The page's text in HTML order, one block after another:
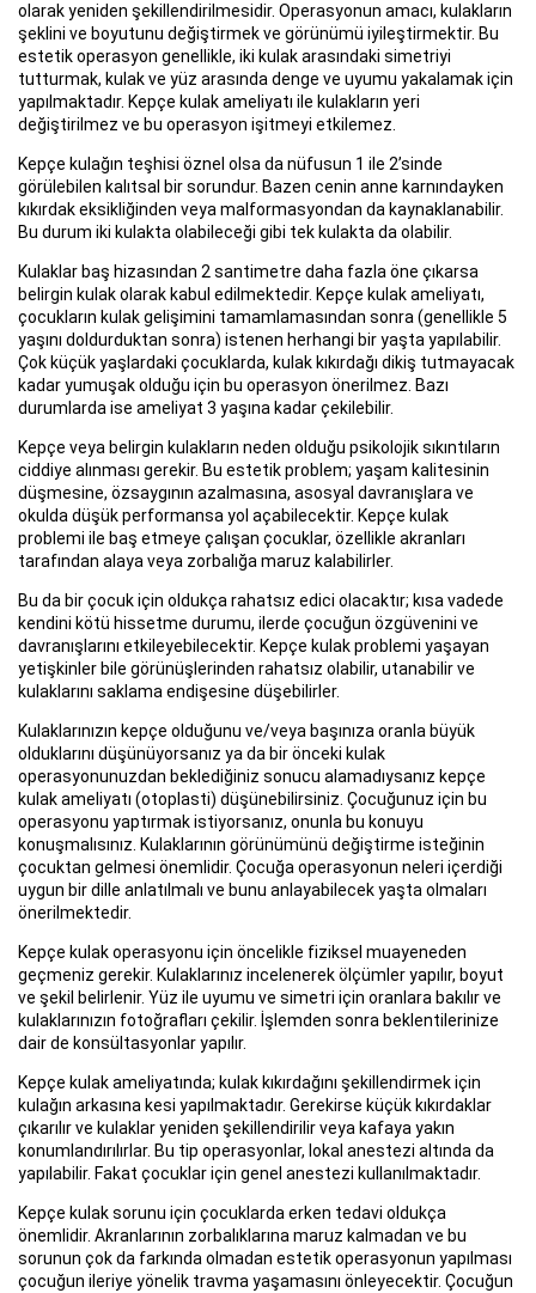
olarak yeniden şekillendirilmesidir. Operasyonun amacı, kulakların
şeklini ve boyutunu değiştirmek ve görünümü iyileştirmektir. Bu
estetik operasyon genellikle, iki kulak arasındaki simetriyi
tutturmak, kulak ve yüz arasında denge ve uyumu yakalamak için
yapılmaktadır. Kepçe kulak ameliyatı ile kulakların yeri
değiştirilmez ve bu operasyon işitmeyi etkilemez.
Kepçe kulağın teşhisi öznel olsa da nüfusun 1 ile 2’sinde
görülebilen kalıtsal bir sorundur. Bazen cenin anne karnındayken
kıkırdak eksikliğinden veya malformasyondan da kaynaklanabilir.
Bu durum iki kulakta olabileceği gibi tek kulakta da olabilir.
Kulaklar baş hizasından 2 santimetre daha fazla öne çıkarsa
belirgin kulak olarak kabul edilmektedir. Kepçe kulak ameliyatı,
çocukların kulak gelişimini tamamlamasından sonra (genellikle 5
yaşını doldurduktan sonra) istenen herhangi bir yaşta yapılabilir.
Çok küçük yaşlardaki çocuklarda, kulak kıkırdağı dikiş tutmayacak
kadar yumuşak olduğu için bu operasyon önerilmez. Bazı
durumlarda ise ameliyat 3 yaşına kadar çekilebilir.
Kepçe veya belirgin kulakların neden olduğu psikolojik sıkıntıların
ciddiye alınması gerekir. Bu estetik problem; yaşam kalitesinin
düşmesine, özsaygının azalmasına, asosyal davranışlara ve
okulda düşük performansa yol açabilecektir. Kepçe kulak
problemi ile baş etmeye çalışan çocuklar, özellikle akranları
tarafından alaya veya zorbalığa maruz kalabilirler.
Bu da bir çocuk için oldukça rahatsız edici olacaktır; kısa vadede
kendini kötü hissetme durumu, ilerde çocuğun özgüvenini ve
davranışlarını etkileyebilecektir. Kepçe kulak problemi yaşayan
yetişkinler bile görünüşlerinden rahatsız olabilir, utanabilir ve
kulaklarını saklama endişesine düşebilirler.
Kulaklarınızın kepçe olduğunu ve/veya başınıza oranla büyük
olduklarını düşünüyorsanız ya da bir önceki kulak
operasyonunuzdan beklediğiniz sonucu alamadıysanız kepçe
kulak ameliyatı (otoplasti) düşünebilirsiniz. Çocuğunuz için bu
operasyonu yaptırmak istiyorsanız, onunla bu konuyu
konuşmalısınız. Kulaklarının görünümünü değiştirme isteğinin
çocuktan gelmesi önemlidir. Çocuğa operasyonun neleri içerdiği
uygun bir dille anlatılmalı ve bunu anlayabilecek yaşta olmaları
önerilmektedir.
Kepçe kulak operasyonu için öncelikle fiziksel muayeneden
geçmeniz gerekir. Kulaklarınız incelenerek ölçümler yapılır, boyut
ve şekil belirlenir. Yüz ile uyumu ve simetri için oranlara bakılır ve
kulaklarınızın fotoğrafları çekilir. İşlemden sonra beklentilerinize
dair de konsültasyonlar yapılır.
Kepçe kulak ameliyatında; kulak kıkırdağını şekillendirmek için
kulağın arkasına kesi yapılmaktadır. Gerekirse küçük kıkırdaklar
çıkarılır ve kulaklar yeniden şekillendirilir veya kafaya yakın
konumlandırılırlar. Bu tip operasyonlar, lokal anestezi altında da
yapılabilir. Fakat çocuklar için genel anestezi kullanılmaktadır.
Kepçe kulak sorunu için çocuklarda erken tedavi oldukça
önemlidir. Akranlarının zorbalıklarına maruz kalmadan ve bu
sorunun çok da farkında olmadan estetik operasyonun yapılması
çocuğun ileriye yönelik travma yaşamasını önleyecektir. Çocuğun